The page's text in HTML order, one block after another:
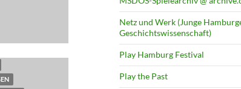
Netz und Werk (Junge
Geschichtswissenschaft)
Play Hamburg Festival
Play the Past